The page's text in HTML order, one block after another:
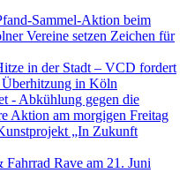
Sammel-Aktion beim
Vereine setzen Zeichen für
in der Stadt – VCD fordert
Überhitzung in Köln
- Abkühlung gegen die
Aktion am morgigen Freitag
„In Zukunft
Rave am 21. Juni